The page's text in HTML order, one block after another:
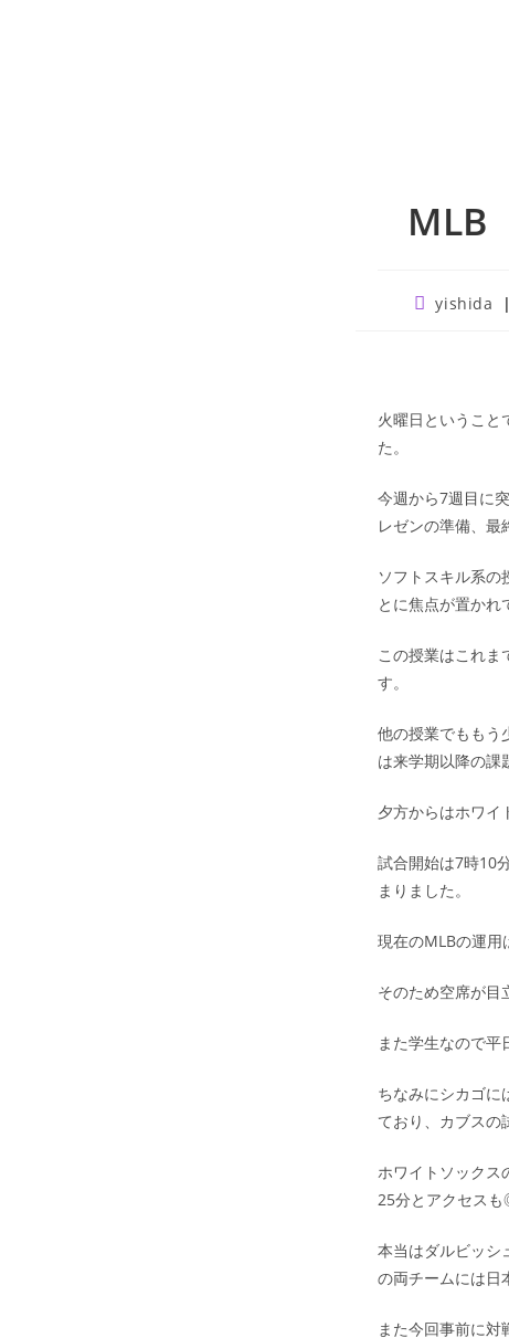
MLB
Postyishida
火曜日というこ
た。
今週から7週目に
レゼンの準備、最
ソフトスキル系の
とに焦点が置かれ
この授業はこれま
す。
他の授業でももう
は来学期以降の課
夕方からはホワイ
試合開始は7時10
まりました。
現在のMLBの運用
そのため空席が目
また学生なので平
ちなみにシカゴに
ており、カブスの
ホワイトソックス
25分とアクセスも
本当はダルビッシ
の両チームには日
また今回事前に